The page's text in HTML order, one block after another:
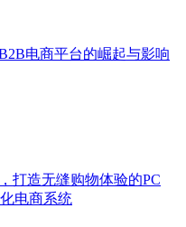
电商平台的崛起与影响
打造无缝购物体验的PC
电商系统